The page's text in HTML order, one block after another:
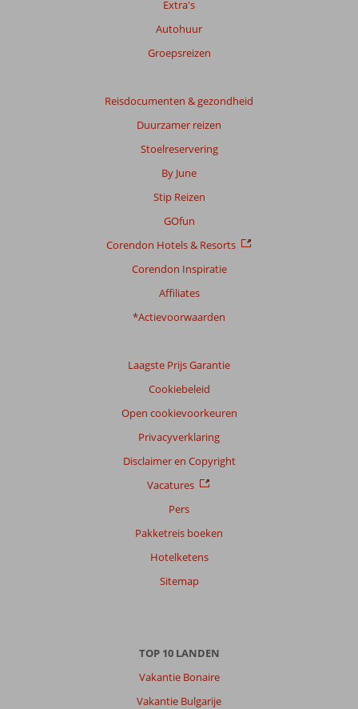
Extra's
Autohuur
Groepsreizen
Reisdocumenten & gezondheid
Duurzamer reizen
Stoelreservering
By June
Stip Reizen
GOfun
Corendon Hotels & Resorts
Corendon Inspiratie
Affiliates
*Actievoorwaarden
Laagste Prijs Garantie
Cookiebeleid
Open cookievoorkeuren
Privacyverklaring
Disclaimer en Copyright
Vacatures
Pers
Pakketreis boeken
Hotelketens
Sitemap
TOP 10 LANDEN
Vakantie Bonaire
Vakantie Bulgarije